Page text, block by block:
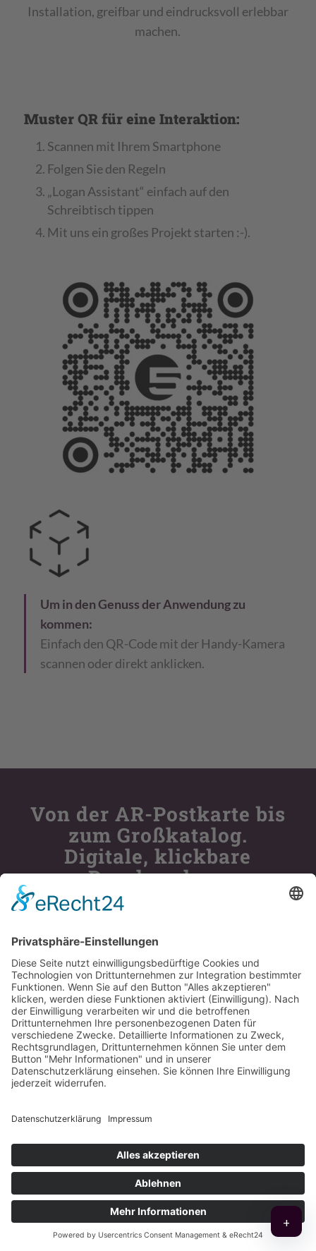
Installation, greifbar und eindrucksvoll erlebbar
machen.
Muster QR für eine Interaktion:
Scannen mit Ihrem Smartphone
Folgen Sie den Regeln
„Logan Assistant“ einfach auf den
Schreibtisch tippen
Mit uns ein großes Projekt starten :-).
Um in den Genuss der Anwendung zu
kommen:
Einfach den QR-Code mit der Handy-Kamera
scannen oder direkt anklicken.
Von der AR-Postkarte bis
zum Großkatalog.
Digitale, klickbare
Drucksachen.
Sollten Sie an einem PC oder Laptop sitzen,
Smartphone simulieren. Ob 100-Seiten-Katalog
oder einfach eine Visitenkarte: Wir laden Papier
tatsächlich digital mit erweiternden
Informationen auf. Folgen Sie uns in ein
spannendes MS Teams Meeting!
Nachhaltiges und faszinierende
+